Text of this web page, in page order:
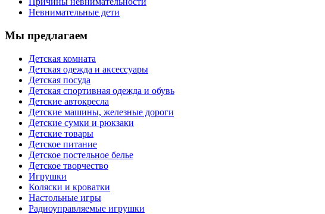
Невнимательные дети
Мы предлагаем
Детская комната
Детская одежда и аксессуары
Детская посуда
Детская спортивная одежда и обувь
Детские автокресла
Детские машины, железные дороги
Детские сумки и рюкзаки
Детские товары
Детское питание
Детское постельное белье
Детское творчество
Игрушки
Коляски и кроватки
Настольные игры
Радиоуправляемые игрушки